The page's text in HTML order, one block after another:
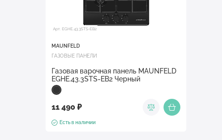
Арт. EGHE.43.3STS-EB2
MAUNFELD
ГАЗОВЫЕ ПАНЕЛИ
Газовая варочная панель MAUNFELD
EGHE.43.3STS-EB2 Черный
11 490 ₽
Есть в наличии